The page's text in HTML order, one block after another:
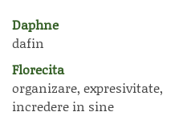
Daphne
dafin
Florecita
organizare, expresivitate,
incredere in sine